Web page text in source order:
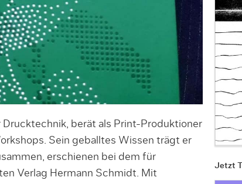
Drucktechnik, berät als Print-Produktioner
Sein geballtes Wissen trägt er
erschienen bei dem für
Verlag Hermann Schmidt. Mit
Jetzt